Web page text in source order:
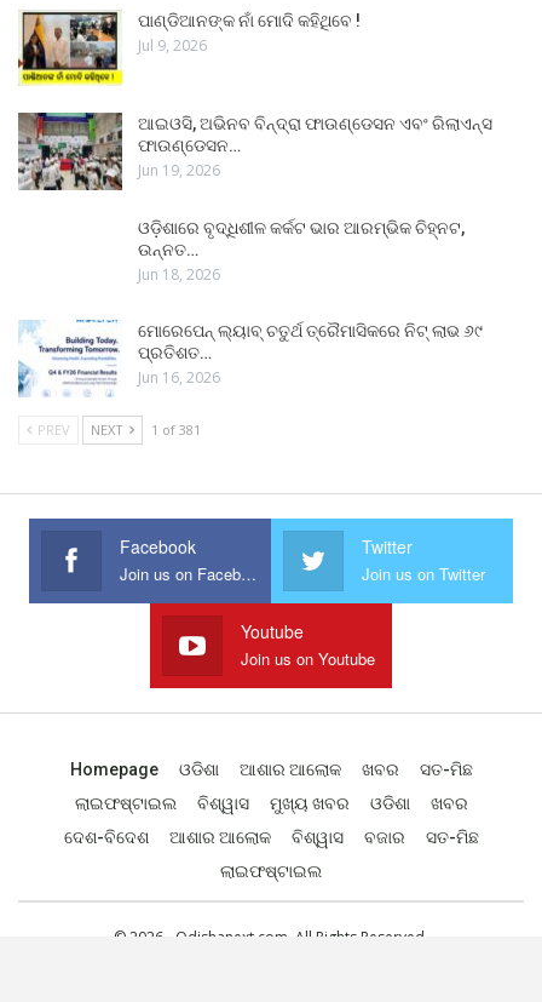
ପାଣ୍ଡିଆନଙ୍କ ନାଁ ମୋଦି କହିଥିବେ !
Jul 9, 2026
ଆଇଓସି, ଅଭିନବ ବିନ୍ଦ୍ରା ଫାଉଣ୍ଡେସନ ଏବଂ ରିଲାଏନ୍ସ
ଫାଉଣ୍ଡେସନ…
Jun 19, 2026
ଓଡ଼ିଶାରେ ବୃଦ୍ଧିଶୀଳ କର୍କଟ ଭାର ଆରମ୍ଭିକ ଚିହ୍ନଟ,
ଉନ୍ନତ…
Jun 18, 2026
ମୋରେପେନ୍ ଲ୍ୟାବ୍ ଚତୁର୍ଥ ତ୍ରୈମାସିକରେ ନିଟ୍ ଲାଭ ୬୯
ପ୍ରତିଶତ…
Jun 16, 2026
PREV NEXT 1 of 381
Facebook
Join us on Facebook
Twitter
Join us on Twitter
Youtube
Join us on Youtube
Homepage ଓଡିଶା ଆଶାର ଆଲୋକ ଖବର
ସତ-ମିଛ
ଲାଇଫଷ୍ଟାଇଲ
ବିଶ୍ୱାସ ମୁଖ୍ୟ ଖବର ଓଡିଶା
ଖବର
ଦେଶ-ବିଦେଶ
ଆଶାର ଆଲୋକ ବିଶ୍ୱାସ ବଜାର
ସତ-ମିଛ
ଲାଇଫଷ୍ଟାଇଲ
© 2026 - Odishanext.com. All Rights Reserved.